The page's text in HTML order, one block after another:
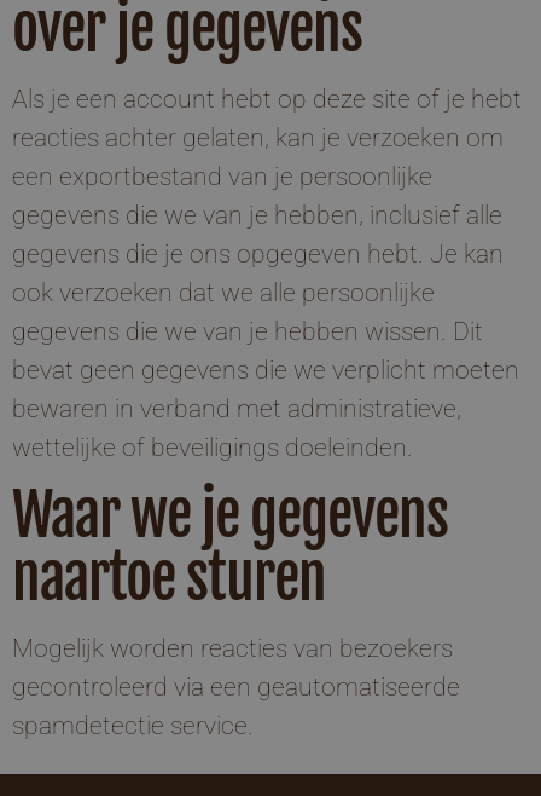
over je gegevens
Als je een account hebt op deze site of je hebt
reacties achter gelaten, kan je verzoeken om
een exportbestand van je persoonlijke
gegevens die we van je hebben, inclusief alle
gegevens die je ons opgegeven hebt. Je kan
ook verzoeken dat we alle persoonlijke
gegevens die we van je hebben wissen. Dit
bevat geen gegevens die we verplicht moeten
bewaren in verband met administratieve,
wettelijke of beveiligings doeleinden.
Waar we je gegevens
naartoe sturen
Mogelijk worden reacties van bezoekers
gecontroleerd via een geautomatiseerde
spamdetectie service.